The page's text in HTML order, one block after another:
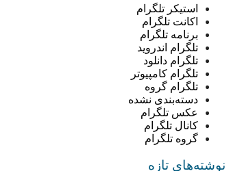
استیکر تلگرام
اکانت تلگرام
برنامه تلگرام
تلگرام اندروید
تلگرام دانلود
تلگرام کامپیوتر
تلگرام گروه
دسته‌بندی نشده
عکس تلگرام
کانال تلگرام
گروه تلگرام
نوشته‌های تازه